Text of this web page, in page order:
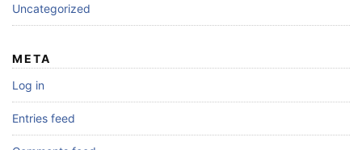
Uncategorized
META
Log in
Entries feed